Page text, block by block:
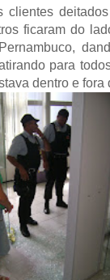
clientes
ficaram do
para
dentro e fora